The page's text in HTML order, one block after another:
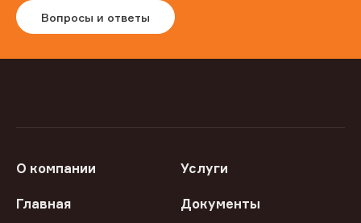
Вопросы и ответы
О компании Услуги
Главная Документы